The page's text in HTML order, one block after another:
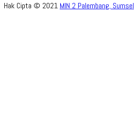
Hak Cipta © 2021 MIN 2 Palembang, Sumsel